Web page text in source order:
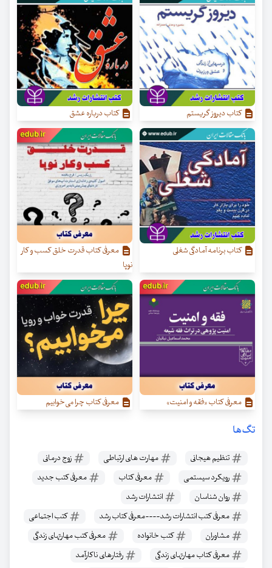
کتاب دیروز گریستم کتاب درباره عشق
کتاب برنامه آمادگی شغلی
معرفی کتاب قدرت خلق کسب‌ و کار
نوپا
معرفی کتاب «فقه و امنیت» معرفی کتاب چرا می‌خوابیم
تگ‌ها
تنظیم هیجانی مهارت های ارتباطی
زوج درمانی
رویکرد سیستمی
معرفی کتاب
معرفی کتب جدید
روان شناسان
انتشارات رشد
معرفی کتب انتشارات رشد----معرفی کتاب رشد
کتب اجتماعی
مشاوران
کتب خانواده
معرفی کتب مهارتهای زندگی
معرفی کتاب مهارتهای زندگی
رفتارهای ناکارآمد